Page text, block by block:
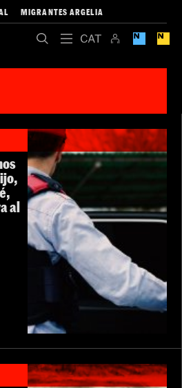
MIGRANTES ARGELIA
al